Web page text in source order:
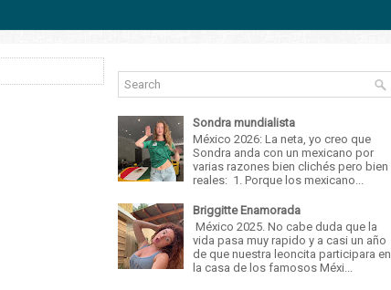
Sondra mundialista
México 2026: La neta, yo creo que
Sondra anda con un mexicano por
varias razones bien clichés pero bien
reales: 1. Porque los mexicano...
Briggitte Enamorada
México 2025. No cabe duda que la
vida pasa muy rapido y a casi un año
de que nuestra leoncita participara en
la casa de los famosos Méxi...